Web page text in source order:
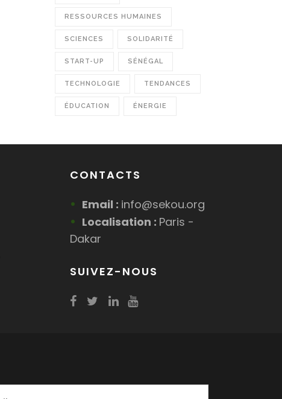
RESSOURCES HUMAINES
SCIENCES SOLIDARITÉ
START-UP SÉNÉGAL
TECHNOLOGIE TENDANCES
ÉDUCATION ÉNERGIE
CONTACTS
Email : info@sekou.org
Localisation : Paris -
Dakar
SUIVEZ-NOUS